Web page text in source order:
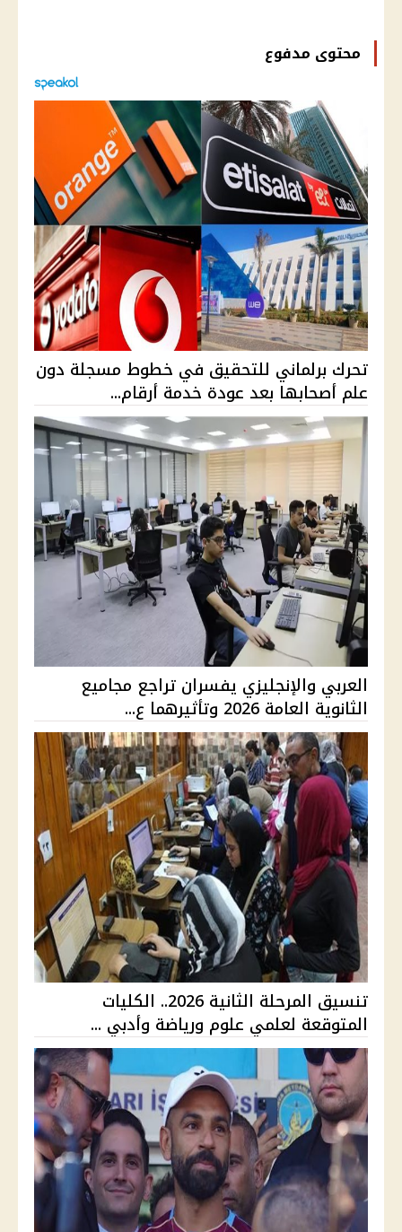
محتوى مدفوع
تحرك برلماني للتحقيق في خطوط مسجلة دون
علم أصحابها بعد عودة خدمة أرقام...
العربي والإنجليزي يفسران تراجع مجاميع
الثانوية العامة 2026 وتأثيرهما ع...
تنسيق المرحلة الثانية 2026.. الكليات
المتوقعة لعلمي علوم ورياضة وأدبي ...